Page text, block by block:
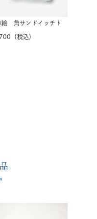
絵 角サンドイッチト
（税込）